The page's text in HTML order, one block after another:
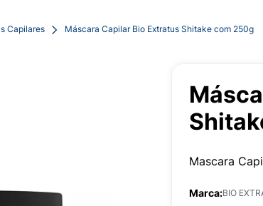
Capilares Máscara Capilar Bio Extratus Shitake com 250g
Mascara
Marca:BIO